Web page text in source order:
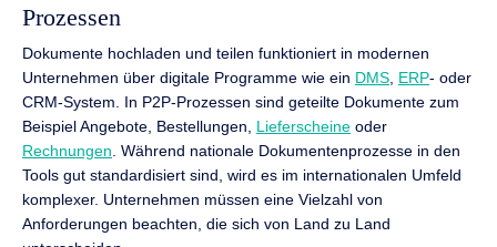
Prozessen
Dokumente hochladen und teilen funktioniert in modernen
Unternehmen über digitale Programme wie ein DMS ERP- oder
CRM-System. In P2P-Prozessen sind geteilte Dokumente zum
Beispiel Angebote, Bestellungen, Lieferscheine oder
Rechnungen . Während nationale Dokumentenprozesse in den
Tools gut standardisiert sind, wird es im internationalen Umfeld
komplexer. Unternehmen müssen eine Vielzahl von
Anforderungen beachten, die sich von Land zu Land